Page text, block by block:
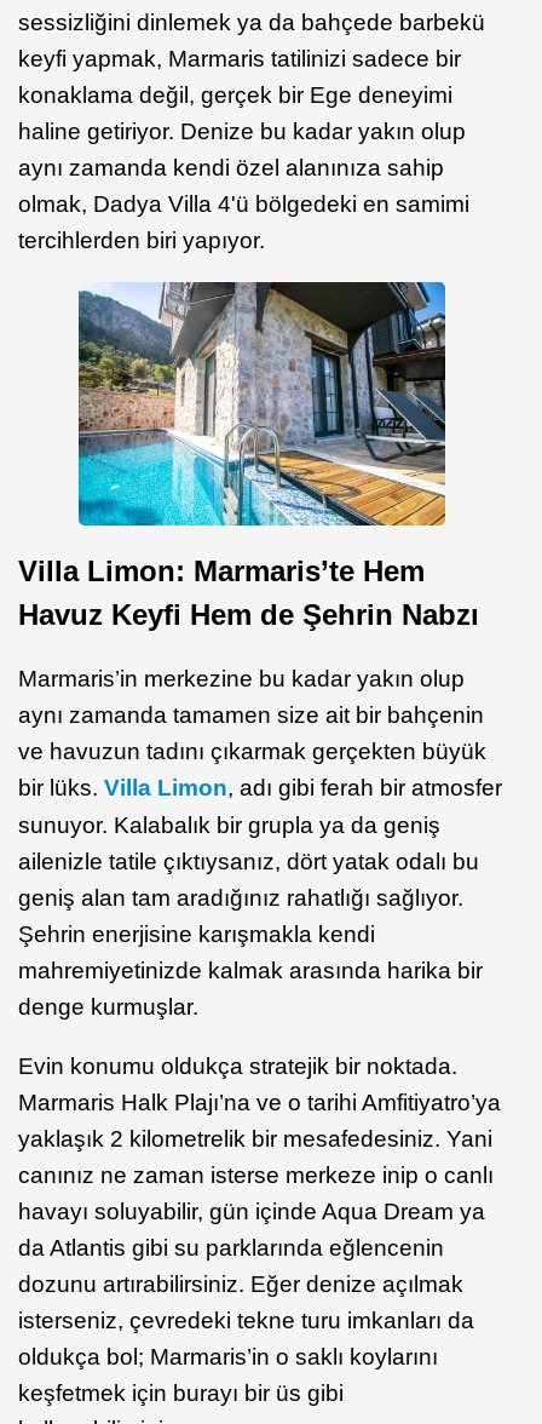
sessizliğini dinlemek ya da bahçede barbekü
keyfi yapmak, Marmaris tatilinizi sadece bir
konaklama değil, gerçek bir Ege deneyimi
haline getiriyor. Denize bu kadar yakın olup
aynı zamanda kendi özel alanınıza sahip
olmak, Dadya Villa 4'ü bölgedeki en samimi
tercihlerden biri yapıyor.
Villa Limon: Marmaris’te Hem
Havuz Keyfi Hem de Şehrin Nabzı
Marmaris’in merkezine bu kadar yakın olup
aynı zamanda tamamen size ait bir bahçenin
ve havuzun tadını çıkarmak gerçekten büyük
bir lüks. Villa Limon, adı gibi ferah bir atmosfer
sunuyor. Kalabalık bir grupla ya da geniş
ailenizle tatile çıktıysanız, dört yatak odalı bu
geniş alan tam aradığınız rahatlığı sağlıyor.
Şehrin enerjisine karışmakla kendi
mahremiyetinizde kalmak arasında harika bir
denge kurmuşlar.
Evin konumu oldukça stratejik bir noktada.
Marmaris Halk Plajı’na ve o tarihi Amfitiyatro’ya
yaklaşık 2 kilometrelik bir mesafedesiniz. Yani
canınız ne zaman isterse merkeze inip o canlı
havayı soluyabilir, gün içinde Aqua Dream ya
da Atlantis gibi su parklarında eğlencenin
dozunu artırabilirsiniz. Eğer denize açılmak
isterseniz, çevredeki tekne turu imkanları da
oldukça bol; Marmaris’in o saklı koylarını
keşfetmek için burayı bir üs gibi